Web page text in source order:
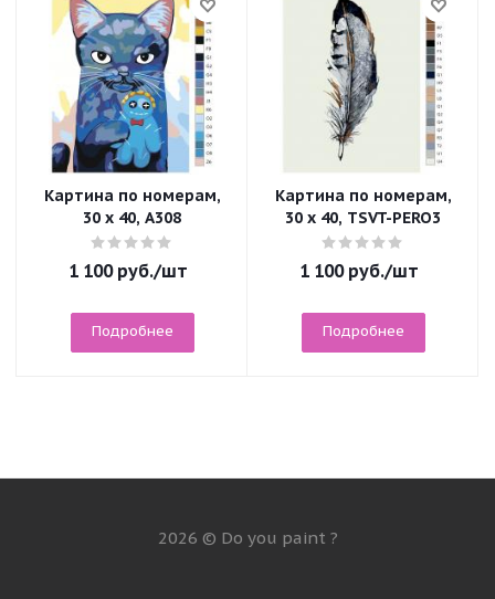
Картина по номерам,
30 x 40, A308
1 100руб./шт
Подробнее
Картина по номерам,
30 x 40, TSVT-PERO3
1 100руб./шт
Подробнее
2026 © Do you paint ?